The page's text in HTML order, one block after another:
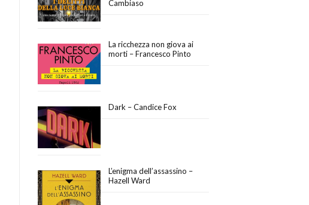
Cambiaso
La ricchezza non giova ai
morti – Francesco Pinto
Dark – Candice Fox
L’enigma dell’assassino –
Hazell Ward